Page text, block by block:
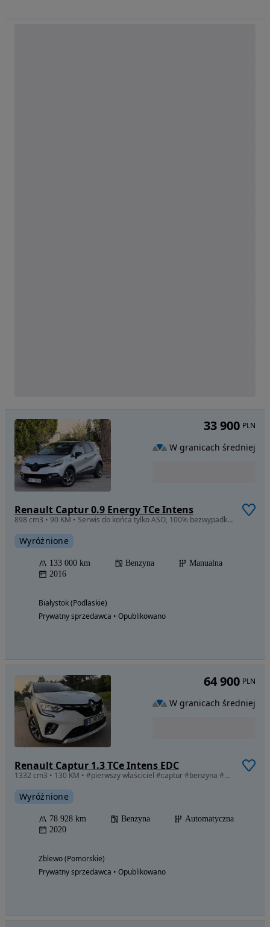
Renault Captur 0.9 Energy TCe Intens
898 cm3 • 90 KM • Serwis do końca tylko ASO, 100% bezwypadkowy, od 1 wł , opłaty na rok
Wyróżnione
133 000 km Benzyna
Manualna
2016
Białystok (Podlaskie)
Prywatny sprzedawca • Opublikowano
33 900 PLN
W granicach średniej
Renault Captur 1.3 TCe Intens EDC
1332 cm3 • 130 KM • #pierwszy właściciel #captur #benzyna #nowy model #bose #full led
Wyróżnione
78 928 km Benzyna
Automatyczna
2020
Zblewo (Pomorskie)
Prywatny sprzedawca • Opublikowano
64 900 PLN
W granicach średniej